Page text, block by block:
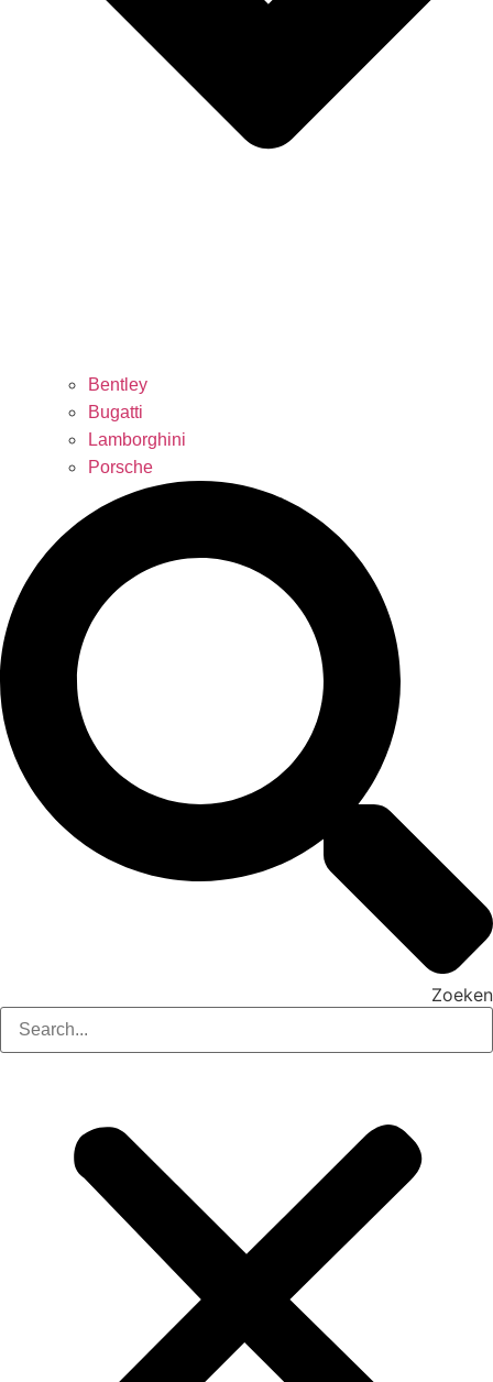
Bentley
Bugatti
Lamborghini
Porsche
Zoeken